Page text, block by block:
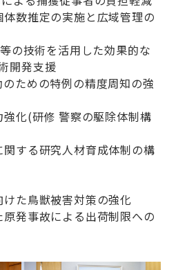
体数推定の実施と広域管理の
の技術を活用した効果的な
開発支援
のための特例の精度周知の強
強化(研修 警察の駆除体制構
関する研究人材育成体制の構
けた鳥獣被害対策の強化
原発事故による出荷制限への